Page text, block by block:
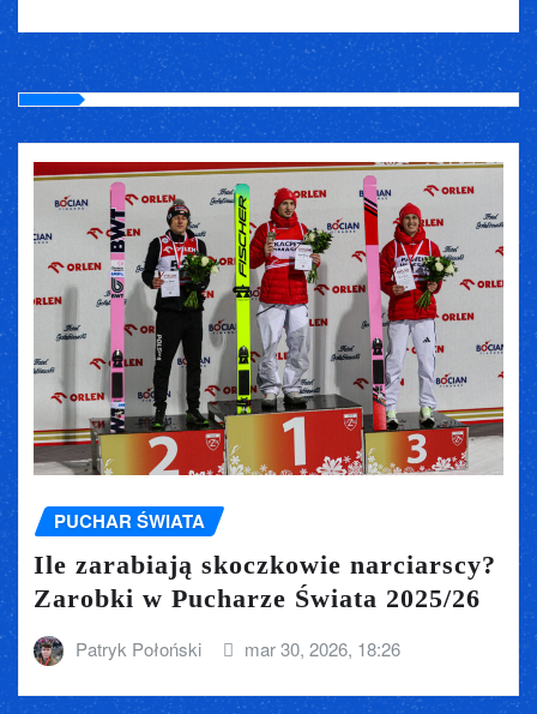
PUCHAR ŚWIATA
Ile zarabiają skoczkowie narciarscy?
Zarobki w Pucharze Świata 2025/26
Patryk Połoński mar 30, 2026, 18:26